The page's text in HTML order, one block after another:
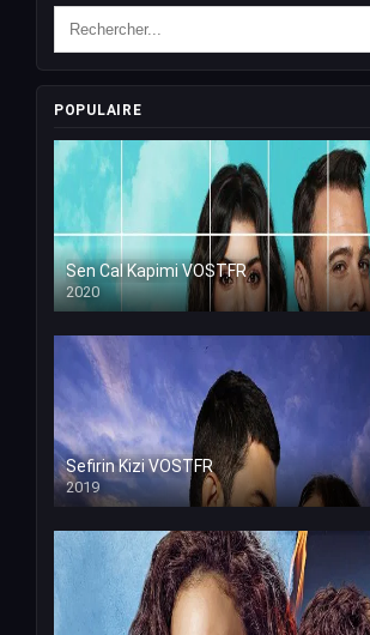
POPULAIRE
Sen Cal Kapimi VOSTFR
2020
Sefirin Kizi VOSTFR
2019